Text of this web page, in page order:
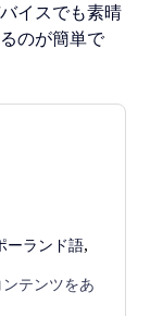
イスでも素晴
のが簡単で
エクスペリエ
プロセスを効
ジメントを高
ーランド語,
テンツをあ